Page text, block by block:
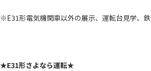
※E31形電気機関車以外の展示、運転台見学、
★E31形さよなら運転★